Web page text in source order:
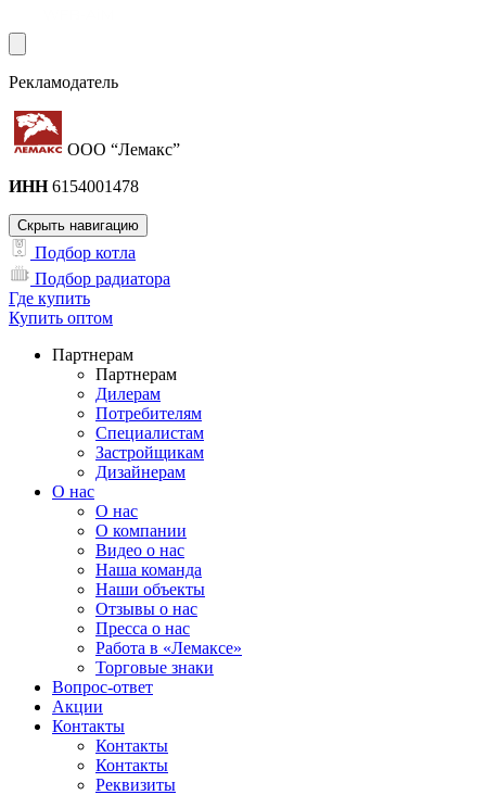
Рекламодатель
ООО “Лемакс”
ИНН6154001478
Скрыть навигацию
Подбор котла
Подбор радиатора
Где купить
Купить оптом
Партнерам
Партнерам
Дилерам
Потребителям
Специалистам
Застройщикам
Дизайнерам
О нас
О нас
О компании
Видео о нас
Наша команда
Наши объекты
Отзывы о нас
Пресса о нас
Работа в «Лемаксе»
Торговые знаки
Вопрос-ответ
Акции
Контакты
Контакты
Контакты
Реквизиты